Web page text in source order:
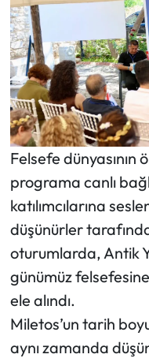
Felsefe
programa canlı
katılımcılarına
düşünürler
oturumlarda, Antik
günümüz
ele alındı.
Miletos’un tarih
aynı zamanda